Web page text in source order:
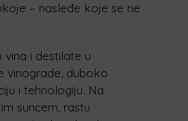
– nasleđe koje se ne
vina i destilate u
vinograde, duboko
i tehnologiju. Na
suncem, rastu